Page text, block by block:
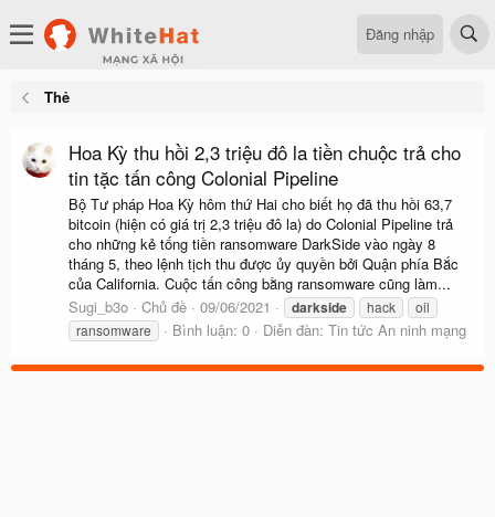
Đăng nhập
Thẻ
Hoa Kỳ thu hồi 2,3 triệu đô la tiền chuộc trả cho
tin tặc tấn công Colonial Pipeline
Bộ Tư pháp Hoa Kỳ hôm thứ Hai cho biết họ đã thu hồi 63,7
bitcoin (hiện có giá trị 2,3 triệu đô la) do Colonial Pipeline trả
cho những kẻ tống tiền ransomware DarkSide vào ngày 8
tháng 5, theo lệnh tịch thu được ủy quyền bởi Quận phía Bắc
của California. Cuộc tấn công bằng ransomware cũng làm...
Sugi_b3o
Chủ đề 09/06/2021 darkside hack
oil
ransomware
Bình luận: 0 Diễn đàn: Tin tức An ninh mạng